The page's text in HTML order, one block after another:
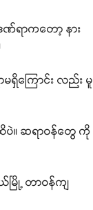
ရာကတော့ နား
ကြောင်း လည်း မူ
ပဲ။ ဆရာဝန်တွေ ကို
မြို့ တာဝန်ကျ